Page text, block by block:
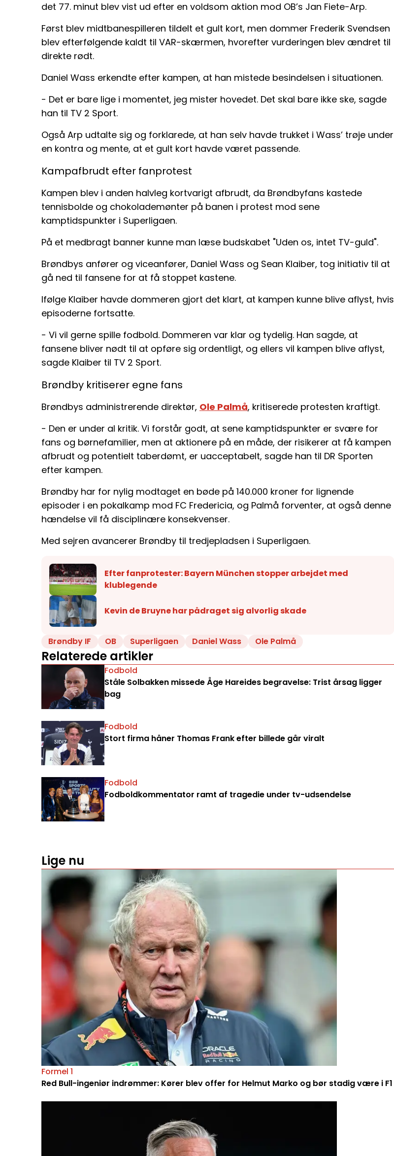
det 77. minut blev vist ud efter en voldsom aktion mod OB’s Jan Fiete-Arp.
Først blev midtbanespilleren tildelt et gult kort, men dommer Frederik Svendsen
blev efterfølgende kaldt til VAR-skærmen, hvorefter vurderingen blev ændret til
direkte rødt.
Daniel Wass erkendte efter kampen, at han mistede besindelsen i situationen.
- Det er bare lige i momentet, jeg mister hovedet. Det skal bare ikke ske, sagde
han til TV 2 Sport.
Også Arp udtalte sig og forklarede, at han selv havde trukket i Wass’ trøje under
en kontra og mente, at et gult kort havde været passende.
Kampafbrudt efter fanprotest
Kampen blev i anden halvleg kortvarigt afbrudt, da Brøndbyfans kastede
tennisbolde og chokolademønter på banen i protest mod sene
kamptidspunkter i Superligaen.
På et medbragt banner kunne man læse budskabet "Uden os, intet TV-guld".
Brøndbys anfører og viceanfører, Daniel Wass og Sean Klaiber, tog initiativ til at
gå ned til fansene for at få stoppet kastene.
Ifølge Klaiber havde dommeren gjort det klart, at kampen kunne blive aflyst, hvis
episoderne fortsatte.
- Vi vil gerne spille fodbold. Dommeren var klar og tydelig. Han sagde, at
fansene bliver nødt til at opføre sig ordentligt, og ellers vil kampen blive aflyst,
sagde Klaiber til TV 2 Sport.
Brøndby kritiserer egne fans
Brøndbys administrerende direktør, Ole Palmå, kritiserede protesten kraftigt.
- Den er under al kritik. Vi forstår godt, at sene kamptidspunkter er svære for
fans og børnefamilier, men at aktionere på en måde, der risikerer at få kampen
afbrudt og potentielt taberdømt, er uacceptabelt, sagde han til DR Sporten
efter kampen.
Brøndby har for nylig modtaget en bøde på 140.000 kroner for lignende
episoder i en pokalkamp mod FC Fredericia, og Palmå forventer, at også denne
hændelse vil få disciplinære konsekvenser.
Med sejren avancerer Brøndby til tredjepladsen i Superligaen.
Efter fanprotester: Bayern München stopper arbejdet med
klublegende
Kevin de Bruyne har pådraget sig alvorlig skade
Brøndby IF OB Superligaen Daniel Wass Ole Palmå
Relaterede artikler
Fodbold
Ståle Solbakken missede Åge Hareides begravelse: Trist årsag ligger
bag
Fodbold
Stort firma håner Thomas Frank efter billede går viralt
Fodbold
Fodboldkommentator ramt af tragedie under tv-udsendelse
Lige nu
Formel 1
Red Bull-ingeniør indrømmer: Kører blev offer for Helmut Marko og bør stadig være i F1